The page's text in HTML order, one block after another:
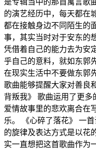
的演艺经历中，每天都在
都在接触身边不同陌生的
事，其实当时对于安东的
凭借着自己的能力去为安
乎自己的意料，就如东郭
在现实生活中不要做东郭
歌曲能够提醒大家对善良
背叛我》 歌曲运用了更
爱情故事里的悲欢离合在
乐。 《心碎了落花》 一
的旋律及表达方式是以花
实一直想把这首歌曲作为